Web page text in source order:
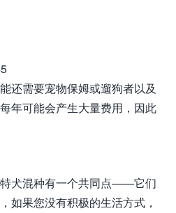
还需要宠物保姆或遛狗者以及
年可能会产生大量费用，因此
犬混种有一个共同点——它们
如果您没有积极的生活方式，